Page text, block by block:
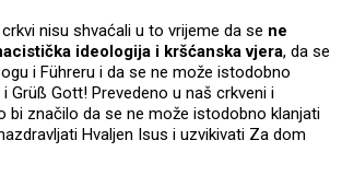
nisu shvaćali u to vrijeme da se ne
ideologija i kršćanska vjera, da se
i Führeru i da se ne može istodobno
Grüß Gott! Prevedeno u naš crkveni i
bi značilo da se ne može istodobno klanjati
Hvaljen Isus i uzvikivati Za dom